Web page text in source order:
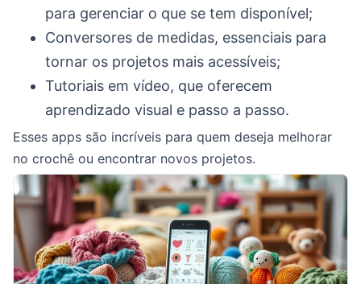
para gerenciar o que se tem disponível;
Conversores de medidas, essenciais para
tornar os projetos mais acessíveis;
Tutoriais em vídeo, que oferecem
aprendizado visual e passo a passo.
Esses apps são incríveis para quem deseja melhorar
no crochê ou encontrar novos projetos.